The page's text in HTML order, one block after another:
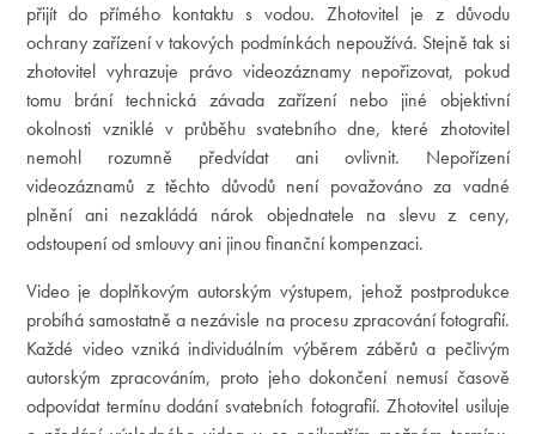
přijít do přímého kontaktu s vodou. Zhotovitel je z důvodu
ochrany zařízení v takových podmínkách nepoužívá. Stejně tak si
zhotovitel vyhrazuje právo videozáznamy nepořizovat, pokud
tomu brání technická závada zařízení nebo jiné objektivní
okolnosti vzniklé v průběhu svatebního dne, které zhotovitel
nemohl rozumně předvídat ani ovlivnit. Nepořízení
videozáznamů z těchto důvodů není považováno za vadné
plnění ani nezakládá nárok objednatele na slevu z ceny,
odstoupení od smlouvy ani jinou finanční kompenzaci.
Video je doplňkovým autorským výstupem, jehož postprodukce
probíhá samostatně a nezávisle na procesu zpracování fotografií.
Každé video vzniká individuálním výběrem záběrů a pečlivým
autorským zpracováním, proto jeho dokončení nemusí časově
odpovídat termínu dodání svatebních fotografií. Zhotovitel usiluje